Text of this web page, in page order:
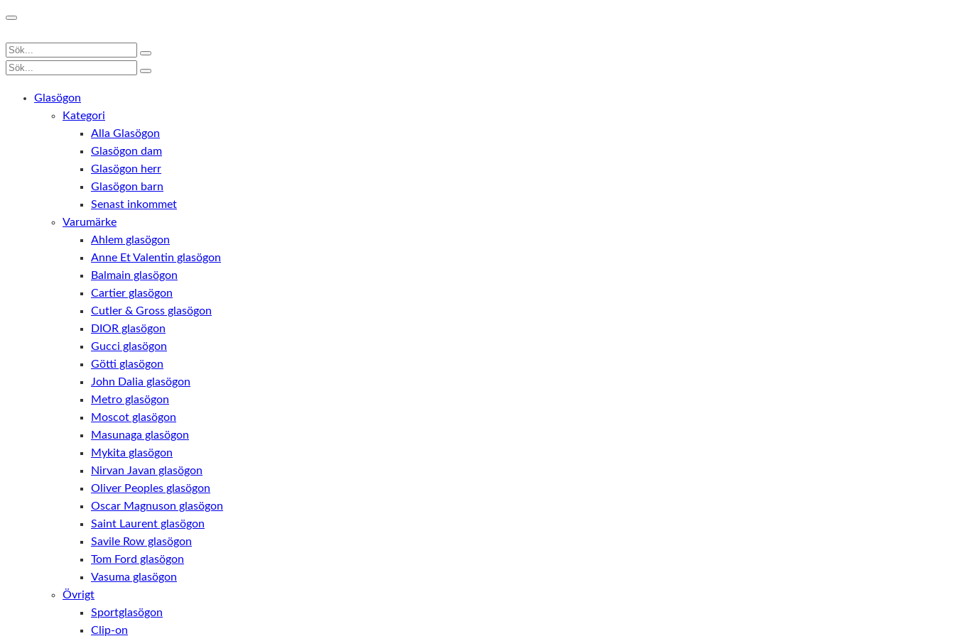
Glasögon
Kategori
Alla Glasögon
Glasögon dam
Glasögon herr
Glasögon barn
Senast inkommet
Varumärke
Ahlem glasögon
Anne Et Valentin glasögon
Balmain glasögon
Cartier glasögon
Cutler & Gross glasögon
DIOR glasögon
Gucci glasögon
Götti glasögon
John Dalia glasögon
Metro glasögon
Moscot glasögon
Masunaga glasögon
Mykita glasögon
Nirvan Javan glasögon
Oliver Peoples glasögon
Oscar Magnuson glasögon
Saint Laurent glasögon
Savile Row glasögon
Tom Ford glasögon
Vasuma glasögon
Övrigt
Sportglasögon
Clip-on